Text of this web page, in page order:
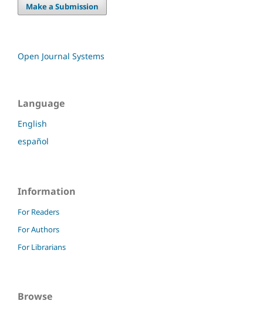
Make a Submission
Open Journal Systems
Language
English
español
Information
For Readers
For Authors
For Librarians
Browse